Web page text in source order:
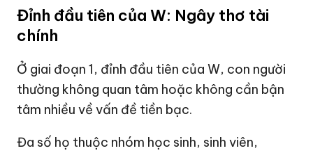
Đỉnh đầu tiên của W: Ngây thơ tài
chính
Ở giai đoạn 1, đỉnh đầu tiên của W, con người
thường không quan tâm hoặc không cần bận
tâm nhiều về vấn đề tiền bạc.
Đa số họ thuộc nhóm học sinh, sinh viên,